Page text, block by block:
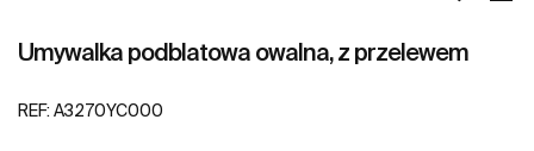
Umywalka podblatowa owalna, z przelewem
REF: A3270YC000